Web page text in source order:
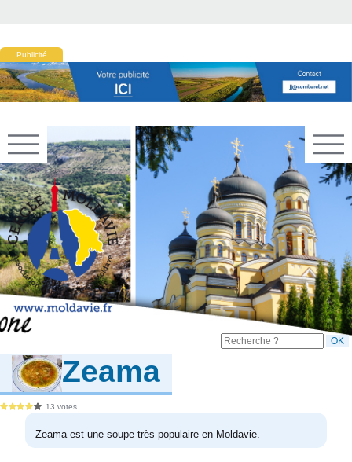
Publicité
Zeama
13 votes
Zeama est une soupe très populaire en Moldavie.